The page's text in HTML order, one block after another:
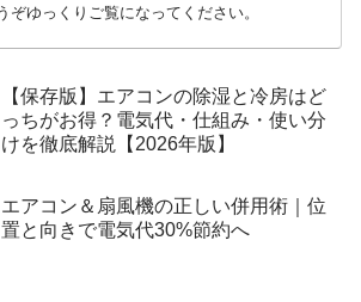
ぞゆっくりご覧になってください。
【保存版】エアコンの除湿と冷房はど
っちがお得？電気代・仕組み・使い分
けを徹底解説【2026年版】
エアコン＆扇風機の正しい併用術｜位
置と向きで電気代30%節約へ